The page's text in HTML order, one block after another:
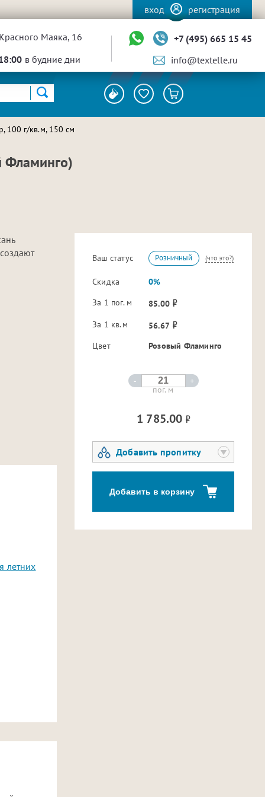
вход регистрация
Маяка, 16
в будние дни
+7 (495) 665 15 45
info@textelle.ru
100 г/кв.м, 150 см
Фламинго)
летних
Ваш статус Розничный (что это?)
Скидка
0%
За 1 пог. м
85.00
За 1 кв.м
56.67
Цвет
Розовый Фламинго
- +
пог. м
1 785.00
Добавить пропитку
Добавить в корзину